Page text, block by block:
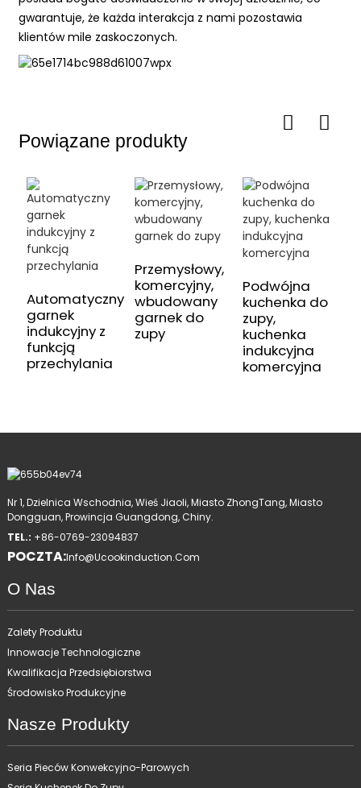
gwarantuje, że każda interakcja z nami pozostawia
klientów mile zaskoczonych.
Powiązane produkty
Automatyczny
garnek
indukcyjny z
funkcją
przechylania
Przemysłowy,
komercyjny,
wbudowany
garnek do
zupy
Podwójna
kuchenka do
zupy,
kuchenka
indukcyjna
komercyjna
Nr 1, Dzielnica Wschodnia, Wieś Jiaoli, Miasto ZhongTang, Miasto
Dongguan, Prowincja Guangdong, Chiny.
TEL.: +86-0769-23094837
POCZTA:Info@ucookinduction.com
O Nas
Zalety Produktu
Innowacje Technologiczne
Kwalifikacja Przedsiębiorstwa
Środowisko Produkcyjne
Nasze Produkty
Seria Pieców Konwekcyjno-Parowych